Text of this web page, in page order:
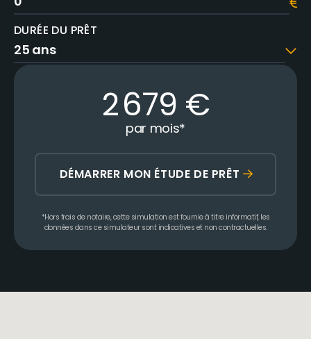
DURÉE DU PRÊT
2 679€
par mois*
DÉMARRER MON ÉTUDE DE PRÊT
*Hors frais de notaire, cette simulation est fournie à titre informatif, les
données dans ce simulateur sont indicatives et non contractuelles.